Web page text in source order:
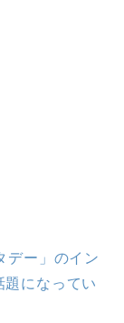
デー」のイン
題になってい